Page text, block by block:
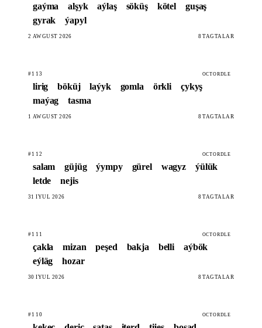
gaýma alşyk aýlaş söküş kötel
guşaş
gyrak
ýapyl
2 AWGUST 2026 8 TAGTALAR
#113 OCTORDLE
lirig böküj laýyk gomla örkli
çykyş
maýag
tasma
1 AWGUST 2026 8 TAGTALAR
#112 OCTORDLE
salam güjüg ýympy gürel wagyz
ýülük
letde
nejis
31 IÝUL 2026 8 TAGTALAR
#111 OCTORDLE
çakla mizan peşed bakja belli
aýbök
eýläg
hozar
30 IÝUL 2026 8 TAGTALAR
#110 OCTORDLE